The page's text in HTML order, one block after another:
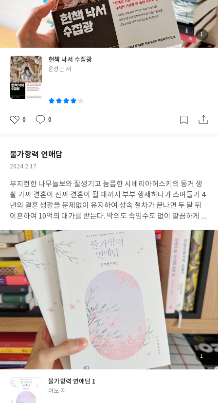
까지. 책 냄새나고, 책 좋아하는 사람들의 표정이 보이는 재미있는
책이다. 위트 넘치는 작가의 입담이 재미를 배가시킨다. 사실 나는
낙서가 된 책에 별다른 흥미가 없는 사람이었다. 종이가 약간만 구겨
져도 괴로워하는 성향으로는 헌책을 대하기 어려운 점이 많았다. 하
지만 나 역시도 책에 담긴 보물 같은 흔적들을 발견한 적이 있다. 오
래전 읽은 책을 재독한다거나, 친구의 책을 빌려 읽었을 때 발견했
던 낯익은 글씨체처럼. 이 책은 그런 나에게 보물의 울타리를 훨씬
더 넓혀보면 어떨까? 하는 제안으로 읽히기도 했다. 책이 내 주위를
맴돌다가 나와 친구의 주위를 맴돌다가 그보다 더 많은 사람들의 둘
레를 돌고 도는 상상을 했다. 윤성근 작가의 말을 빌리면 책은 “읽은
“책을 읽은 사람의 삶이 책과 연결되어 새로운 생각으로 나타날 때
책 한 권의 죽음을 더 많이 생각하는 사람이 된 듯하다. 한 권 한 권
읽고 싶은 책을 찾아 서점을 돌아다니는 기쁨, 그리고 우연히 들른
반가움. 이런 감정은 작지만 절대로 하찮은 게 아니다. 우리의 삶은
이렇듯 대단하지 않은 일들이 겹겹이 모인 작은 책 한 권이 아닐는
지.
첨
부
된
사
1
헌책 낙서 수집광
글
윤성근 저
좋
0
댓
0
작
불가항력 연애담
작
일
2024.2.17
부지런한 나무늘보와 잘생기고 늠름한 시베리아허스키의 동거 생
활 가짜 결혼이 진짜 결혼이 될 때까지 부부 행세하다가 스며들기 4
년의 결혼 생활을 문제없이 유지하여 상속 절차가 끝나면 두 달 뒤
이혼하여 10억의 대가를 받는다. 악의도 속임수도 없이 깔끔하게 계
하며 무리 없이 계약 결혼을 마치고 자신들이 원하던 바를 이룰 듯
보였다. 하지만 계약 기간 1년을 남기고 이원이 한국으로 돌아오며
뒤늦게서야 완벽한 부부를 연기해야 하는 숙제를 떠안는다. 이는 이
원의 상속과 연결되는 중요한 일이기에, 가까운 사람의 눈을 속여야
하는 일이기도 하기에 당연하게도 실수가 있어서는 안 된다. 인상적
인 건 그러한 상황을 대하는 인물들의 태도다. 해윤은 어떤 상황에서
도 침착하며, 자신이 해야 할 일을 분명하게 구분하고 묵묵히 실행
하는 성격이다. 돈이면 뭐든 다 하냐는 모멸감 드는 말을 듣고서도
별로 개의치 않고, 여전히 이원과 필주가 자신을 구해주었다고 생각
하며, 그들에게 이득이 되는 일을 충실하게 해내려는 것도 그 때문
이다. 돈 때문에 위장 결혼까지 하는 건 사실이었으며, 이원의 상속
을 유리하게 만들기 위해 필주가 찾아오지 않았더라면 해윤은 초코
바 하나로 하루를 겨우 견디고 사채업자들의 폭력에 시달려야 하는
지옥에서 빠져나오지 못했을 것이다. 계약이란 지키겠다고 스스로
정한 일이었기에 책임을 다한다. 사실을 비꼬아 듣지 않고, 기회를
각별하게 여길 줄 알며, 주어진 상황을 묵묵히 헤쳐나가는 사람. 해
첨
부
된
사
1
불가항력 연애담 1
글
이노 저